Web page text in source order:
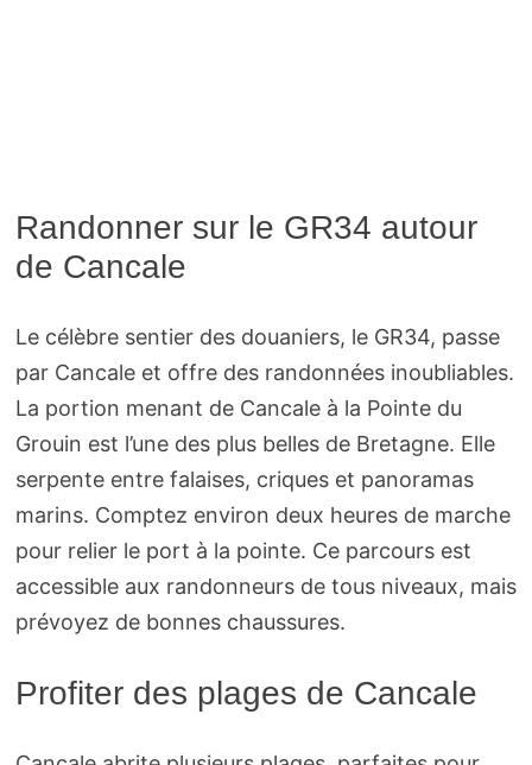
Randonner sur le GR34 autour
de Cancale
Le célèbre sentier des douaniers, le GR34, passe
par Cancale et offre des randonnées inoubliables.
La portion menant de Cancale à la Pointe du
Grouin est l’une des plus belles de Bretagne. Elle
serpente entre falaises, criques et panoramas
marins. Comptez environ deux heures de marche
pour relier le port à la pointe. Ce parcours est
accessible aux randonneurs de tous niveaux, mais
prévoyez de bonnes chaussures.
Profiter des plages de Cancale